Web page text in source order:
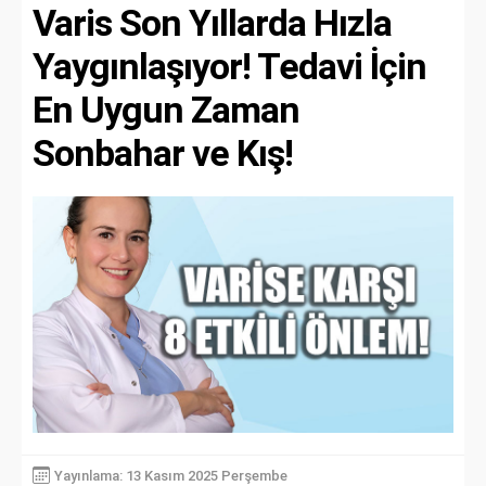
Varis Son Yıllarda Hızla
Yaygınlaşıyor! Tedavi İçin
En Uygun Zaman
Sonbahar ve Kış!
Yayınlama: 13 Kasım 2025 Perşembe